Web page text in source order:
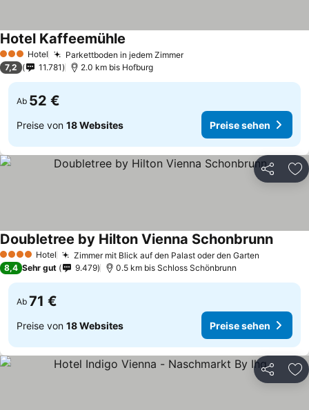
3 SterneHotel Parkettboden in jedem Zimmer
Hotel Kaffeemühle
7,2 11.781 2.0 km bis Hofburg
Ab 52 €
Preise von 18 Websites Preise sehen
Teilen
4 Sterne Hotel Zimmer mit Blick auf den Palast oder den Garten
Doubletree by Hilton Vienna Schonbrunn
8,4 Sehr gut 9.479 0.5 km bis Schloss Schönbrunn
Ab 71 €
Preise von 18 Websites Preise sehen
Teilen